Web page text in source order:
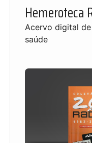
Hemeroteca
Acervo digital
saúde